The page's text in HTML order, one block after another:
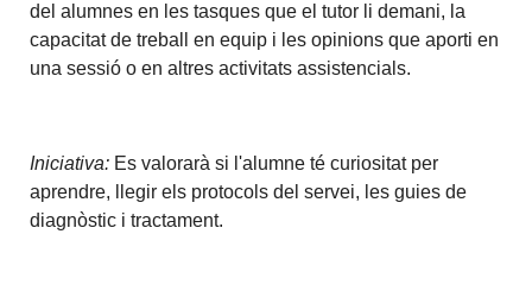
del alumnes en les tasques que el tutor li demani, la
capacitat de treball en equip i les opinions que aporti en
una sessió o en altres activitats assistencials.
Iniciativa: Es valorarà si l'alumne té curiositat per
aprendre, llegir els protocols del servei, les guies de
diagnòstic i tractament.